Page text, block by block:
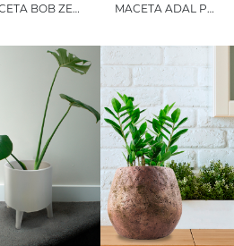
MACETA BOB ZEN NO HABLO MACETA ADAL PEQUEÑA